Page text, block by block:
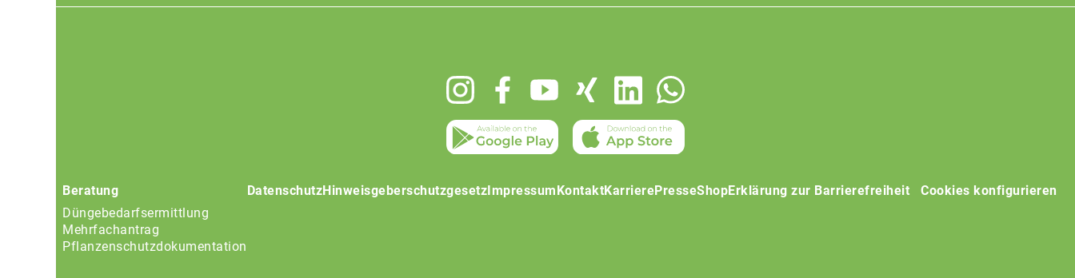
Beratung
Düngebedarfsermittlung
Mehrfachantrag
Pflanzenschutzdokumentation
DatenschutzHinweisgeberschutzgesetzImpressumKontaktKarrierePresseShopErklärung zur Barrierefreiheit Cookies konfigurieren